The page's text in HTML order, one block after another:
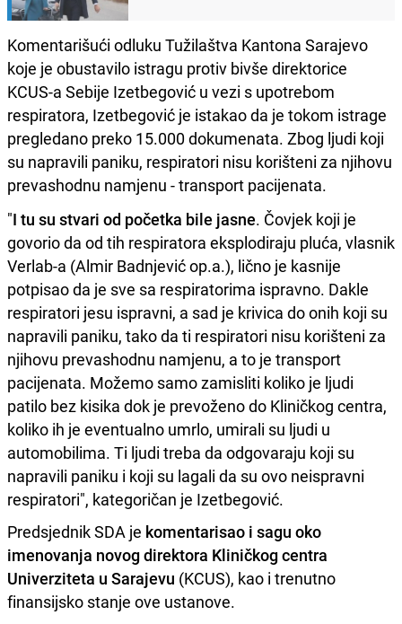
Komentarišući odluku Tužilaštva Kantona Sarajevo
koje je obustavilo istragu protiv bivše direktorice
KCUS-a Sebije Izetbegović u vezi s upotrebom
respiratora, Izetbegović je istakao da je tokom istrage
pregledano preko 15.000 dokumenata. Zbog ljudi koji
su napravili paniku, respiratori nisu korišteni za njihovu
prevashodnu namjenu - transport pacijenata.
"I tu su stvari od početka bile jasne. Čovjek koji je
govorio da od tih respiratora eksplodiraju pluća, vlasnik
Verlab-a (Almir Badnjević op.a.), lično je kasnije
potpisao da je sve sa respiratorima ispravno. Dakle
respiratori jesu ispravni, a sad je krivica do onih koji su
napravili paniku, tako da ti respiratori nisu korišteni za
njihovu prevashodnu namjenu, a to je transport
pacijenata. Možemo samo zamisliti koliko je ljudi
patilo bez kisika dok je prevoženo do Kliničkog centra,
koliko ih je eventualno umrlo, umirali su ljudi u
automobilima. Ti ljudi treba da odgovaraju koji su
napravili paniku i koji su lagali da su ovo neispravni
respiratori", kategoričan je Izetbegović.
Predsjednik SDA je komentarisao i sagu oko
imenovanja novog direktora Kliničkog centra
Univerziteta u Sarajevu (KCUS), kao i trenutno
finansijsko stanje ove ustanove.